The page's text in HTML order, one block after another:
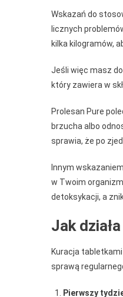
Wskazań do
licznych
kilka kilogramów,
Jeśli więc masz
który zawiera w
Prolesan Pure
brzucha albo
sprawia, że po
Innym
w Twoim
detoksykacji, a
Jak
Kuracja
sprawą
Pierwszy